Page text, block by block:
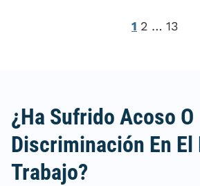
1 2 … 13
¿Ha Sufrido Acoso O
Discriminación En El
Trabajo?